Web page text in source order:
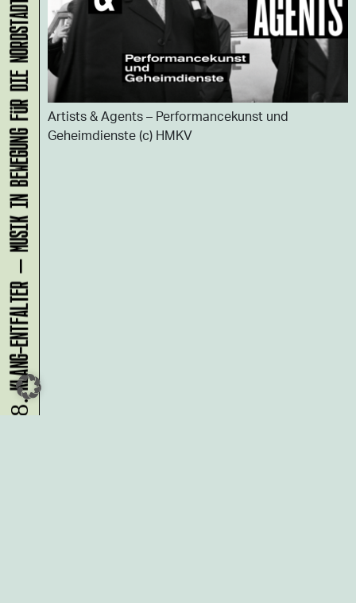
Artists & Agents – Performancekunst und
Geheimdienste (c) HMKV
09.08.
KLANG-ENTFALTER – MUSIK IN BEWEGUNG FÜR DIE NORDSTADT